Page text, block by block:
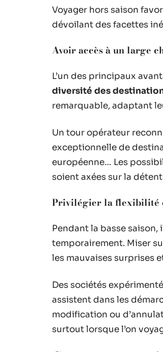
Voyager hors saison
dévoilant des facettes
Avoir accès à un large
L’un des principaux
diversité des
remarquable, adaptant
Un tour opérateur
exceptionnelle de
européenne… Les
soient axées sur la
Privilégier la flexibilité
Pendant la basse
temporairement. Miser
les mauvaises surprises
Des sociétés
assistent dans les
modification ou
surtout lorsque l’on